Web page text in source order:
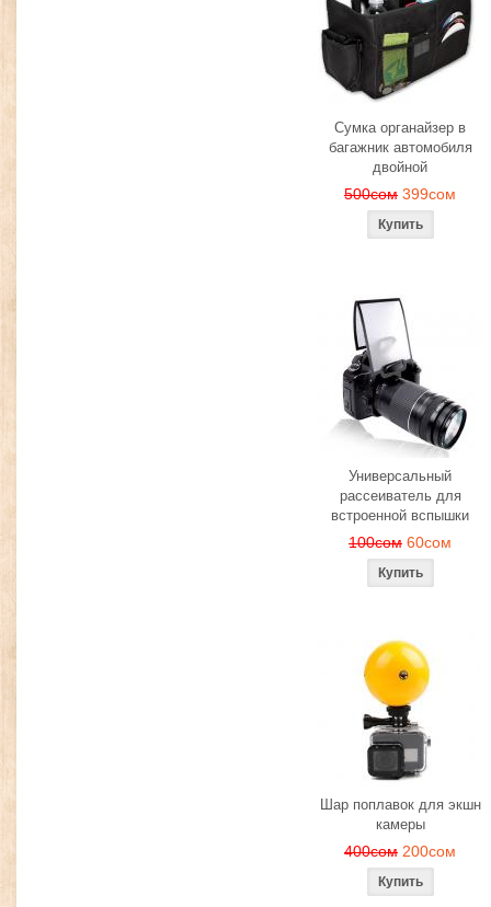
Сумка органайзер в
багажник автомобиля
двойной
500сом 399сом
Универсальный
рассеиватель для
встроенной вспышки
100сом 60сом
Шар поплавок для экшн
камеры
400сом 200сом